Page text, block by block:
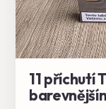
11 příchutí